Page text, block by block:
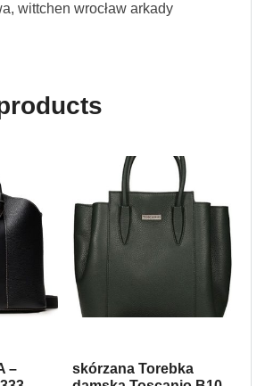
wittchen wrocław arkady
–
skórzana Torebka